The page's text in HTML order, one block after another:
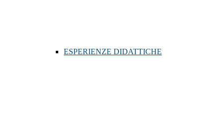
ESPERIENZE DIDATTICHE